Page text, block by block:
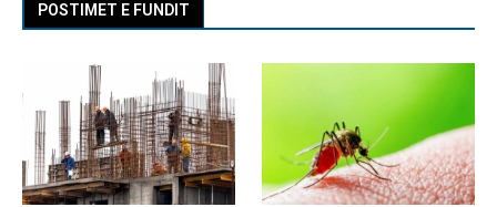
POSTIMET E FUNDIT